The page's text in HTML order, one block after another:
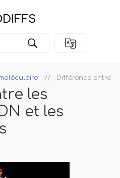
Différence entre
les
et les